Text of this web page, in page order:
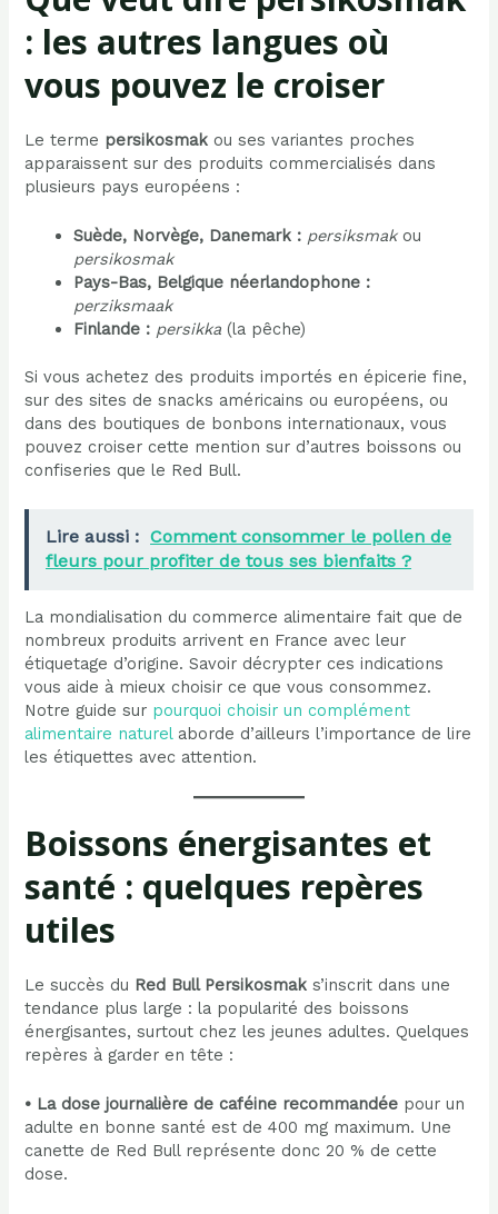
: les autres langues où
vous pouvez le croiser
Le terme persikosmak ou ses variantes proches
apparaissent sur des produits commercialisés dans
plusieurs pays européens :
Suède, Norvège, Danemark : persiksmakou
persikosmak
Pays-Bas, Belgique néerlandophone :
perziksmaak
Finlande : persikka (la pêche)
Si vous achetez des produits importés en épicerie fine,
sur des sites de snacks américains ou européens, ou
dans des boutiques de bonbons internationaux, vous
pouvez croiser cette mention sur d’autres boissons ou
confiseries que le Red Bull.
Lire aussi : Comment consommer le pollen de
fleurs pour profiter de tous ses bienfaits ?
La mondialisation du commerce alimentaire fait que de
nombreux produits arrivent en France avec leur
étiquetage d’origine. Savoir décrypter ces indications
vous aide à mieux choisir ce que vous consommez.
Notre guide sur pourquoi choisir un complément
alimentaire naturelaborde d’ailleurs l’importance de lire
les étiquettes avec attention.
Boissons énergisantes et
santé : quelques repères
utiles
Le succès du Red Bull Persikosmak s’inscrit dans une
tendance plus large : la popularité des boissons
énergisantes, surtout chez les jeunes adultes. Quelques
repères à garder en tête :
• La dose journalière de caféine recommandée pour un
adulte en bonne santé est de 400 mg maximum. Une
canette de Red Bull représente donc 20 % de cette
dose.